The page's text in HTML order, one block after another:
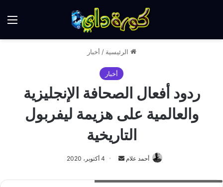
الرئيسية / أخبار
أخبار
ردود أفعال الصحافة الإنجليزية
والعالمية على هزيمة ليفربول
التاريخية
أحمد علام
أرسل
إلكترونيا
4 أكتوبر، 2020